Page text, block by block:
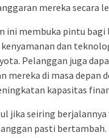
mereka secara
ini membuka pintu bagi
dan
Pelanggan juga
mereka di masa depan
kapasitas
jika seiring
pasti bertambah.